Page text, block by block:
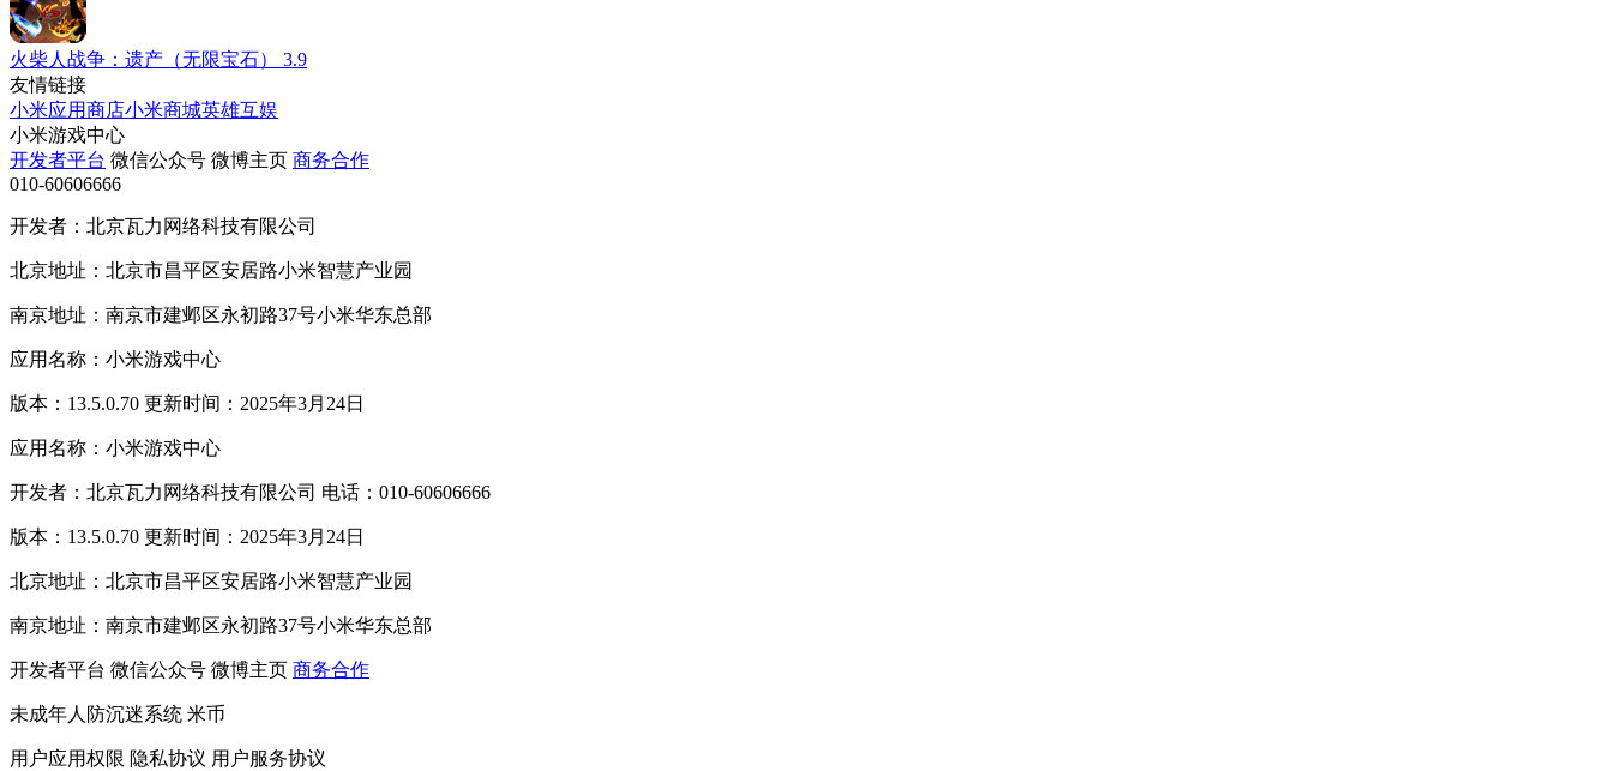
火柴人战争：遗产（无限宝石）
3.9
友情链接
小米应用商店小米商城英雄互娱
小米游戏中心
开发者平台 微信公众号 微博主页 商务合作
010-60606666
开发者：北京瓦力网络科技有限公司
北京地址：北京市昌平区安居路小米智慧产业园
南京地址：南京市建邺区永初路37号小米华东总部
应用名称：小米游戏中心
版本：13.5.0.70 更新时间：2025年3月24日
应用名称：小米游戏中心
开发者：北京瓦力网络科技有限公司 电话：010-60606666
版本：13.5.0.70 更新时间：2025年3月24日
北京地址：北京市昌平区安居路小米智慧产业园
南京地址：南京市建邺区永初路37号小米华东总部
开发者平台 微信公众号 微博主页 商务合作
未成年人防沉迷系统 米币
用户应用权限 隐私协议 用户服务协议